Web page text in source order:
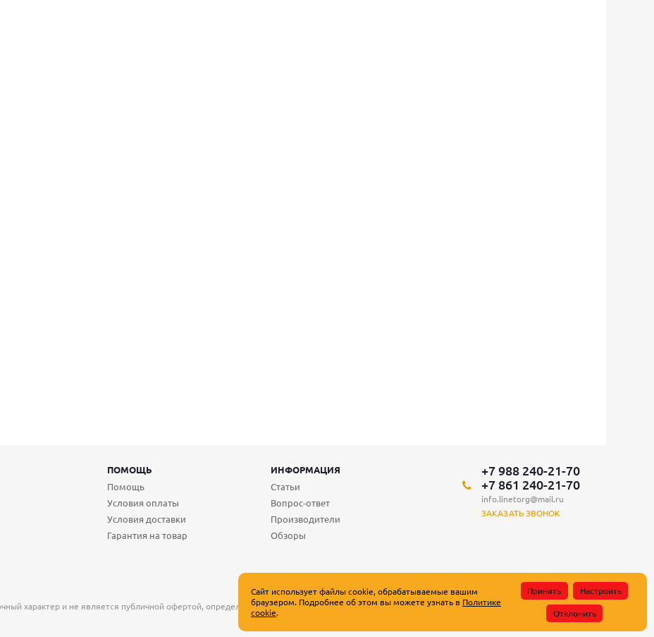
ПОМОЩЬ
ИНФОРМАЦИЯ
Помощь
Условия оплаты
Условия доставки
Гарантия на товар
Статьи
Вопрос-ответ
Производители
Обзоры
+7 988 240-21-70
+7 861 240-21-70
info.linetorg@mail.ru
ЗАКАЗАТЬ ЗВОНОК
характер и не является публичной офертой, определяемой положениями Статьи 437 Гражданского кодекса Российской Федерации.
Сайт использует файлы cookie, обрабатываемые вашим
браузером. Подробнее об этом вы можете узнать в Политике
cookie.
Принять
Настроить
Отклонить